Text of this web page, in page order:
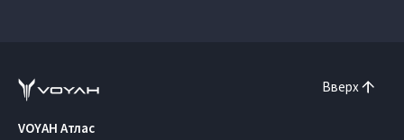
Вверх
VOYAH Атлас